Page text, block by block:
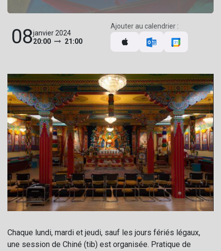
08janvier 2024
20:00
21:00
Ajouter au calendrier :
Chaque lundi, mardi et jeudi, sauf les jours fériés légaux,
une session de Chiné (tib) est organisée. Pratique de